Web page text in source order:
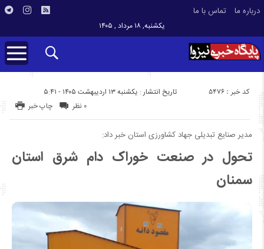
درباره ما تماس با ما
یکشنبه, ۱۸ مرداد , ۱۴۰۵
تاریخ انتشار : یکشنبه ۱۳ اردیبهشت ۱۴۰۵ - ۵:۴۱ کد خبر : 5476
چاپ خبر ۰ نظر
مدیر صنایع تبدیلی جهاد کشاورزی استان خبر داد:
تحول در صنعت خوراک دام شرق استان
سمنان